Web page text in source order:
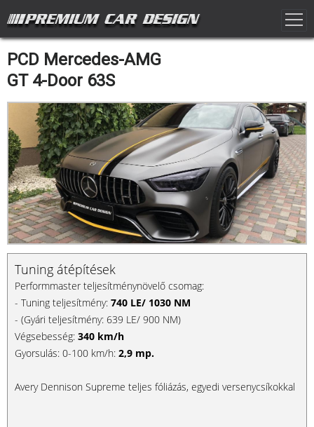
PCD Mercedes-AMG
GT 4-Door 63S
Tuning átépítések
Performmaster teljesítménynövelő csomag:
- Tuning teljesítmény: 740 LE/ 1030 NM
- (Gyári teljesítmény: 639 LE/ 900 NM)
Végsebesség: 340 km/h
Gyorsulás: 0-100 km/h: 2,9 mp.
Avery Dennison Supreme teljes fóliázás, egyedi versenycsíkokkal